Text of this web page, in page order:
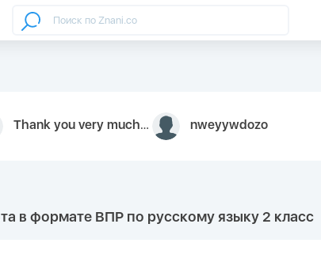
Thank you very much for your inquiry We appreciate you 9126052 https://youtube.com faceapple ! nweyywdozo
в формате ВПР по русскому языку 2 класс